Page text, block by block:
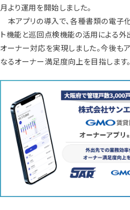
月より運用を開始しました。
本アプリの導入で、各種書類の電子
ト機能と巡回点検機能の活用による
オーナー対応を実現しました。今後も
なるオーナー満足度向上を目指します。